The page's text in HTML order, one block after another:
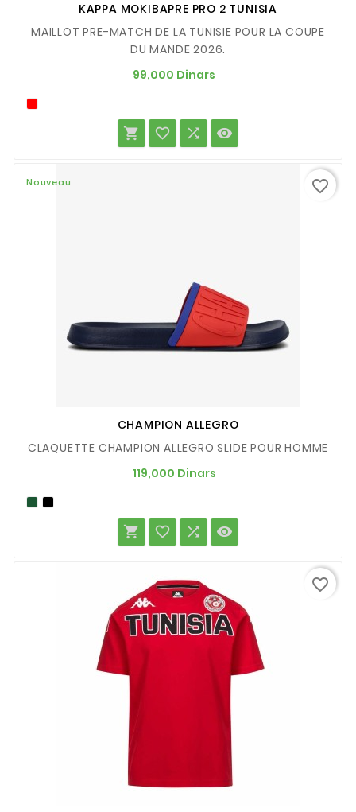
KAPPA MOKIBAPRE PRO 2 TUNISIA
MAILLOT PRE-MATCH DE LA TUNISIE POUR LA COUPE
DU MANDE 2026.
99,000 Dinars
   
Nouveau
CHAMPION ALLEGRO
CLAQUETTE CHAMPION ALLEGRO SLIDE POUR HOMME
119,000 Dinars
   
favorite_border
favorite_border